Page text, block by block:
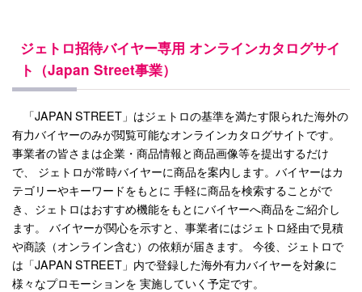
ジェトロ招待バイヤー専用 オンラインカタログサイ
ト（Japan Street事業）
「JAPAN STREET」はジェトロの基準を満たす限られた海外の
有力バイヤーのみが閲覧可能なオンラインカタログサイトです。
事業者の皆さまは企業・商品情報と商品画像等を提出するだけ
で、 ジェトロが常時バイヤーに商品を案内します。バイヤーはカ
テゴリーやキーワードをもとに 手軽に商品を検索することがで
き、ジェトロはおすすめ機能をもとにバイヤーへ商品をご紹介し
ます。 バイヤーが関心を示すと、事業者にはジェトロ経由で見積
や商談（オンライン含む）の依頼が届きます。 今後、ジェトロで
は「JAPAN STREET」内で登録した海外有力バイヤーを対象に
様々なプロモーションを 実施していく予定です。